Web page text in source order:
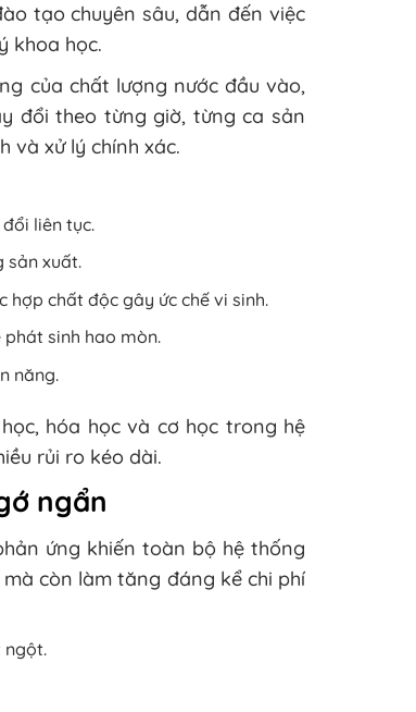
tạo chuyên sâu, dẫn đến việc
khoa học.
của chất lượng nước đầu vào,
đổi theo từng giờ, từng ca sản
và xử lý chính xác.
liên tục.
sản xuất.
chất độc gây ức chế vi sinh.
sinh hao mòn.
năng.
hóa học và cơ học trong hệ
rủi ro kéo dài.
ngẩn
ứng khiến toàn bộ hệ thống
còn làm tăng đáng kể chi phí
ngột.